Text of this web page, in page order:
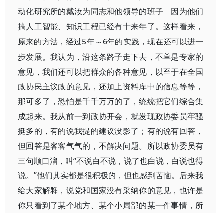
动化研究所的戴汝为同志和他领导的班子，因为他们
搞人工智能、知识工程已经有十来年了。这样看来，
原来的方法，经过5年～6年的实践，现在还可以进一
步发展。我认为，沿这条路子走下去，不单是专家的
意见，我们还可以把群众的各种意见，以至于在全国
政协民主议政的意见，还加上资料库中的信息等等，
那可多了，恐怕是千千万万的了，统统把它们综合集
成起来。我从前一到政协开会，就发现政协委员牢骚
挺多的，有的说我提的建议没影了；有的说有回答，
但回答是客客气气的，不解决问题。所以政协委员有
三句顺口溜，叫“不说白不说，说了也白说，白说也得
说。”他们其实都是很积极的，但也感到苦恼。后来我
给大家解释，说党和国家没有采纳你的意见，也许是
你只看到了某个地方、某个小局部的某一件事情，所